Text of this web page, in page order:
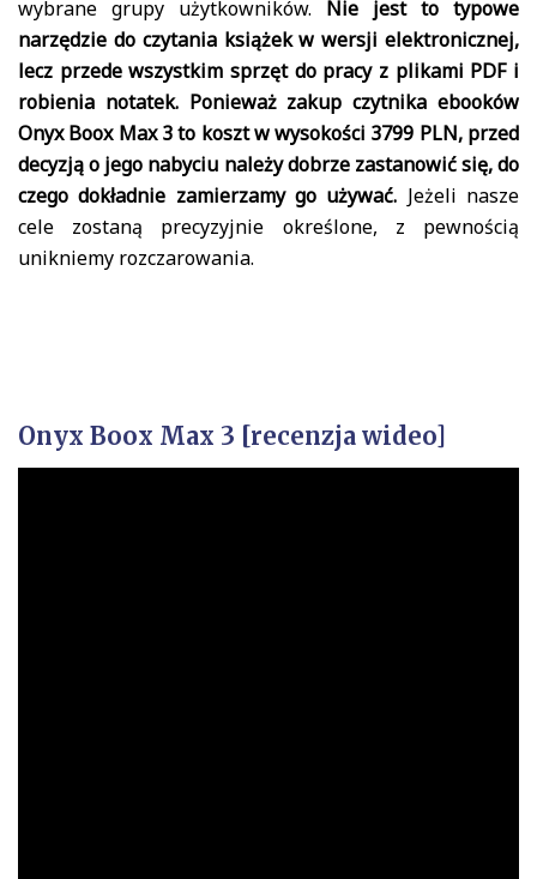
wybrane grupy użytkowników. Nie jest to typowe
narzędzie do czytania książek w wersji elektronicznej,
lecz przede wszystkim sprzęt do pracy z plikami PDF i
robienia notatek. Ponieważ zakup czytnika ebooków
Onyx Boox Max 3 to koszt w wysokości 3799 PLN, przed
decyzją o jego nabyciu należy dobrze zastanowić się, do
czego dokładnie zamierzamy go używać. Jeżeli nasze
cele zostaną precyzyjnie określone, z pewnością
unikniemy rozczarowania.
Onyx Boox Max 3 [recenzja wideo]